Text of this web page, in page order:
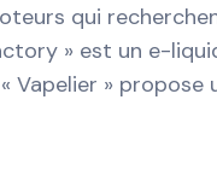
qui
» est un e-
Vapelier »